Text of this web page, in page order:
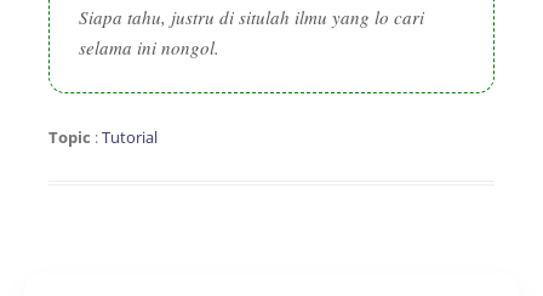
Siapa tahu, justru di situlah ilmu yang lo cari
selama ini nongol.
Topic :Tutorial